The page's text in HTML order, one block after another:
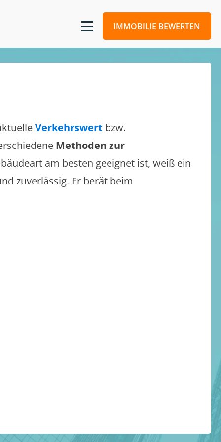
IMMOBILIE BEWERTEN
Verkehrswert bzw.
Methoden zur
am besten geeignet ist, weiß ein
zuverlässig. Er berät beim